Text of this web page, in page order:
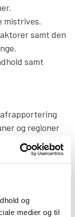
og
medier og til
mistrives.
samt den
samt
og regioner
forebyggelse
iht. den
trivsel i